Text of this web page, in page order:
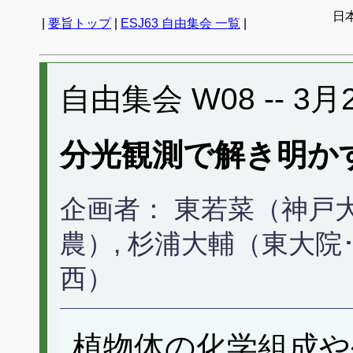
要旨トップ| ESJ63 自由集会 一覧
日
自由集会 W08 -- 3
分光観測で解き明か
企画者： 東若菜（神戸
農）, 杉浦大輔（東大
西）